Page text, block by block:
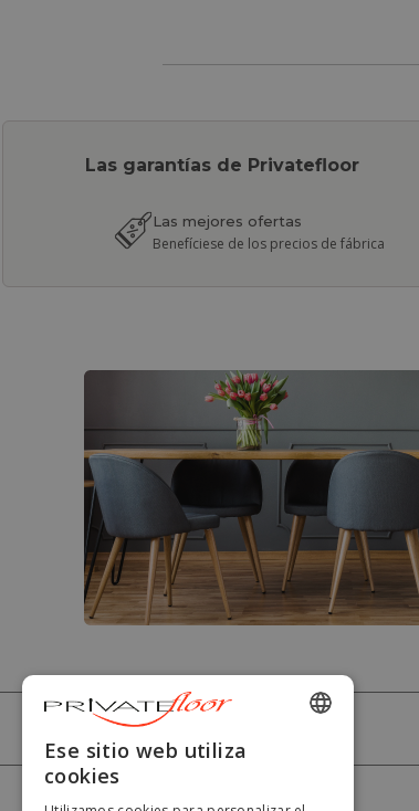
Las garantías de Privatefloor
Las mejores ofertas
Benefíciese de los precios de fábrica
PRIVATEFLOOR
AYUDA
Ese sitio web utiliza
cookies